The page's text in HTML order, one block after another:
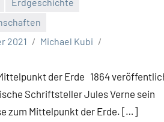
2021
Michael Kubi
der Erde 1864
Schriftsteller Jules Verne sein
zum Mittelpunkt der Erde. […]